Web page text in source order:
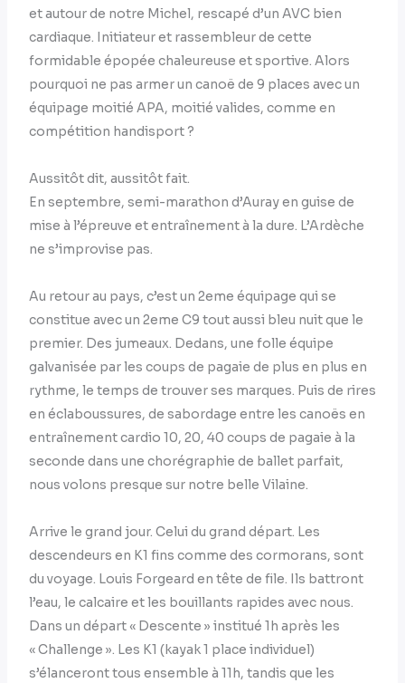
et autour de notre Michel, rescapé d’un AVC bien
cardiaque. Initiateur et rassembleur de cette
formidable épopée chaleureuse et sportive. Alors
pourquoi ne pas armer un canoë de 9 places avec un
équipage moitié APA, moitié valides, comme en
compétition handisport ?
Aussitôt dit, aussitôt fait.
En septembre, semi-marathon d’Auray en guise de
mise à l’épreuve et entraînement à la dure. L’Ardèche
ne s’improvise pas.
Au retour au pays, c’est un 2eme équipage qui se
constitue avec un 2eme C9 tout aussi bleu nuit que le
premier. Des jumeaux. Dedans, une folle équipe
galvanisée par les coups de pagaie de plus en plus en
rythme, le temps de trouver ses marques. Puis de rires
en éclaboussures, de sabordage entre les canoës en
entraînement cardio 10, 20, 40 coups de pagaie à la
seconde dans une chorégraphie de ballet parfait,
nous volons presque sur notre belle Vilaine.
Arrive le grand jour. Celui du grand départ. Les
descendeurs en K1 fins comme des cormorans, sont
du voyage. Louis Forgeard en tête de file. Ils battront
l’eau, le calcaire et les bouillants rapides avec nous.
Dans un départ « Descente » institué 1h après les
« Challenge ». Les K1 (kayak 1 place individuel)
s’élanceront tous ensemble à 11h, tandis que les